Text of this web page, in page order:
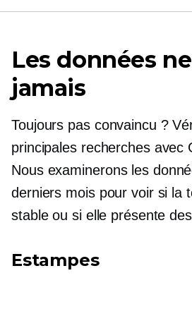
Les données
jamais
Toujours pas convaincu ?
principales recherches avec
Nous examinerons les
derniers mois pour voir si la
stable ou si elle présente
Estampes